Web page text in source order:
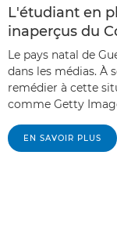
L'étudiant en
inaperçus du
Le pays natal de
dans les médias. À
remédier à cette
comme Getty
EN SAVOIR PLUS